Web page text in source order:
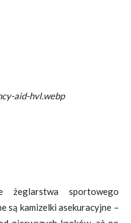
aid-hvl.webp
żeglarstwa sportowego
są kamizelki asekuracyjne –